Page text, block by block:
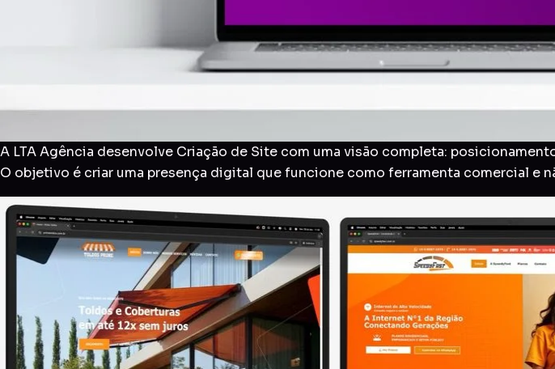
A LTA Agência desenvolve Criação de Site com uma visão completa:
O objetivo é criar uma presença digital que funcione como ferramenta comercial e